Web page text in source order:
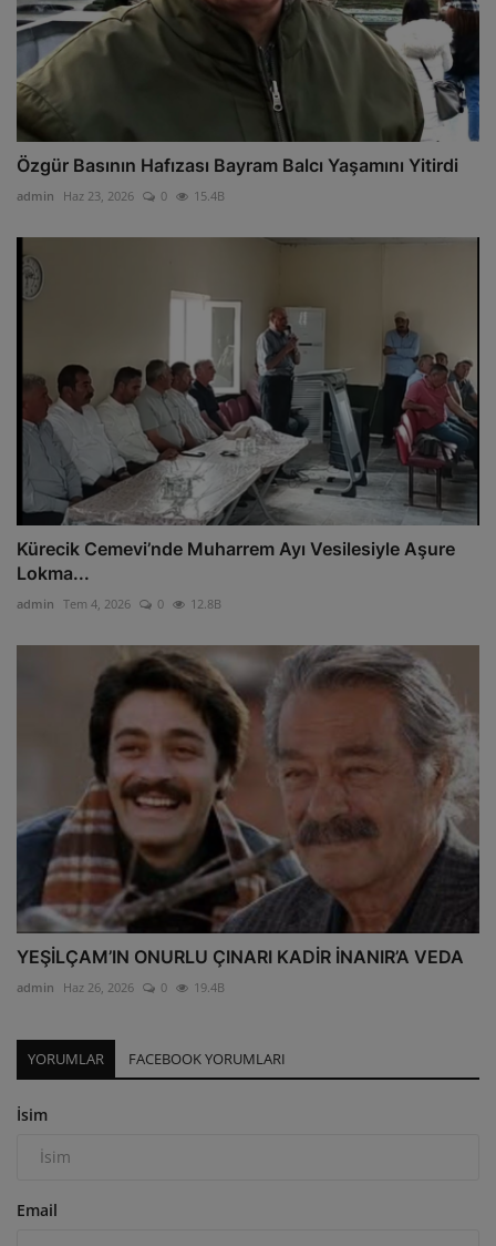
Özgür Basının Hafızası Bayram Balcı Yaşamını Yitirdi
admin Haz 23, 2026 0 15.4B
Kürecik Cemevi’nde Muharrem Ayı Vesilesiyle Aşure
Lokma...
admin Tem 4, 2026 0 12.8B
YEŞİLÇAM’IN ONURLU ÇINARI KADİR İNANIR’A VEDA
admin Haz 26, 2026 0 19.4B
YORUMLAR FACEBOOK YORUMLARI
İsim
Email